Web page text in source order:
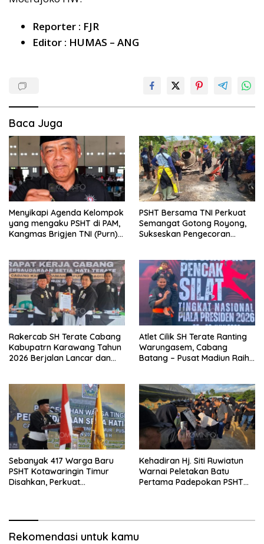
Reporter : FJR
Editor : HUMAS – ANG
Baca Juga
Menyikapi Agenda Kelompok
yang mengaku PSHT di PAM,
Kangmas Brigjen TNI (Purn)
PSHT Bersama TNI Perkuat
Semangat Gotong Royong,
Sukseskan Pengecoran
Rakercab SH Terate Cabang
Kabupatrn Karawang Tahun
2026 Berjalan Lancar dan
Atlet Cilik SH Terate Ranting
Warungasem, Cabang
Batang – Pusat Madiun Raih
Sebanyak 417 Warga Baru
PSHT Kotawaringin Timur
Disahkan, Perkuat
Kehadiran Hj. Siti Ruwiatun
Warnai Peletakan Batu
Pertama Padepokan PSHT
Rekomendasi untuk kamu